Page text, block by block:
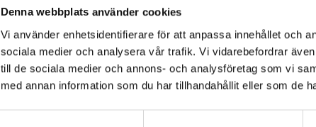
Denna webbplats använder cookies
Vi använder enhetsidentifierare för att anpassa innehållet och
sociala medier och analysera vår trafik. Vi vidarebefordrar
till de sociala medier och annons- och analysföretag som vi
med annan information som du har tillhandahållit eller som de